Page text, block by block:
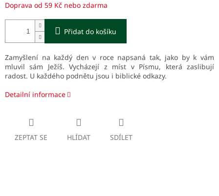
Doprava od 59 Kč nebo zdarma
Přidat do košíku
Zamyšlení na každý den v roce napsaná tak, jako by k vám
mluvil sám Ježíš. Vycházejí z míst v Písmu, která zaslibují
radost. U každého podnětu jsou i biblické odkazy.
Detailní informace
ZEPTAT SE HLÍDAT SDÍLET